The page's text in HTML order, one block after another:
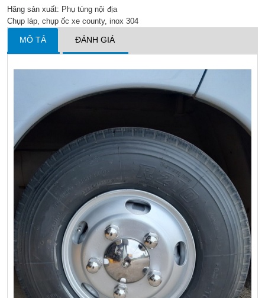
Hãng sản xuất: Phụ tùng nội địa
Chụp láp, chụp ốc xe county, inox 304
MÔ TẢ ĐÁNH GIÁ